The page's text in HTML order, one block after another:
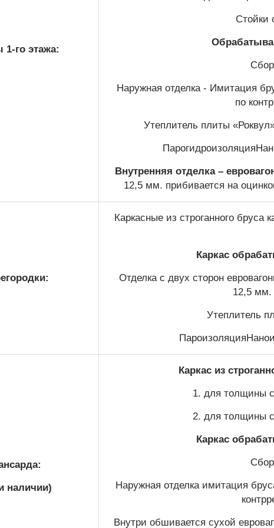
1-го этажа:
Стойки
Наружная отделка - Имитация
по
Утеплитель плиты
Внутренняя отделка –
12,5 мм. прибивается на
Каркасные из строганного
Каркас
Отделка с двух сторон
12,5 мм.
Утеплитель
наличии)
Каркас из
1. для толщины
2. для толщины
Каркас
Наружная отделка имитация
Внутри обшивается сухой